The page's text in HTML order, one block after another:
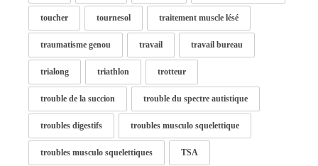
toucher tournesol traitement muscle lésé
traumatisme genou travail travail bureau
trialong triathlon trotteur
trouble de la succion trouble du spectre autistique
troubles digestifs troubles musculo squelettique
troubles musculo squelettiques TSA